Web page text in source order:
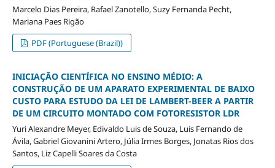
Marcelo Dias Pereira, Rafael Zanotello, Suzy Fernanda Pecht,
Mariana Paes Rigão
PDF (Portuguese (Brazil))
INICIAÇÃO CIENTÍFICA NO ENSINO MÉDIO: A
CONSTRUÇÃO DE UM APARATO EXPERIMENTAL DE BAIXO
CUSTO PARA ESTUDO DA LEI DE LAMBERT-BEER A PARTIR
DE UM CIRCUITO MONTADO COM FOTORESISTOR LDR
Yuri Alexandre Meyer, Edivaldo Luis de Souza, Luis Fernando de
Ávila, Gabriel Giovanini Artero, Júlia Irmes Borges, Jonatas Rios dos
Santos, Liz Capelli Soares da Costa